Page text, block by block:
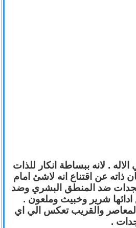
. لانه ببساطة انكار للذات
ذاته عن اقتناع انه لاشئ امام
ضد المنطق البشري وضد
ادائها شرير وخبيث وملعون .
المعاصر والقريب تعكس الي اي
.